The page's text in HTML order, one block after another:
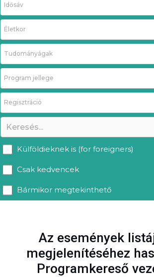
Idősáv
Életkor
Tudományágak
Program jellege
Regisztráció
Külföldieknek is (for foreigners)
Csak kedvencek
Bármikor megtekinthető
Az események
megjelenítéséhez
Programkereső